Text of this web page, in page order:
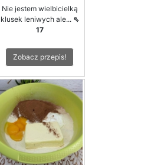
Nie jestem wielbicielką
klusek leniwych ale... ⇖
17
Zobacz przepis!